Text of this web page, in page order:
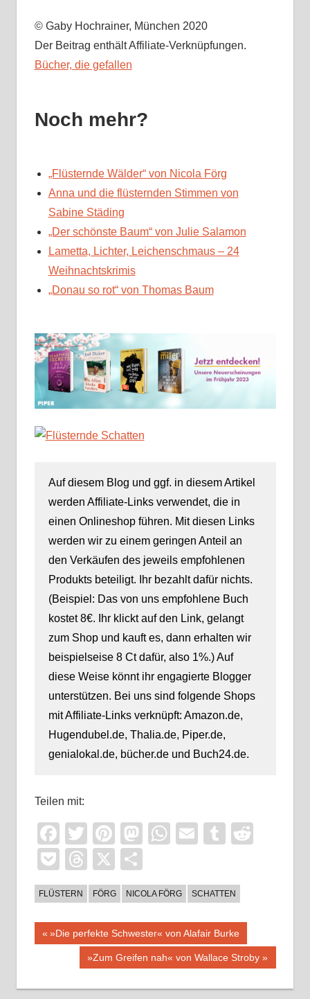
© Gaby Hochrainer, München 2020
Der Beitrag enthält Affiliate-Verknüpfungen.
Bücher, die gefallen
Noch mehr?
„Flüsternde Wälder“ von Nicola Förg
Anna und die flüsternden Stimmen von
Sabine Städing
„Der schönste Baum“ von Julie Salamon
Lametta, Lichter, Leichenschmaus – 24
Weihnachtskrimis
„Donau so rot“ von Thomas Baum
Auf diesem Blog und ggf. in diesem Artikel
werden Affiliate-Links verwendet, die in
einen Onlineshop führen. Mit diesen Links
werden wir zu einem geringen Anteil an
den Verkäufen des jeweils empfohlenen
Produkts beteiligt. Ihr bezahlt dafür nichts.
(Beispiel: Das von uns empfohlene Buch
kostet 8€. Ihr klickt auf den Link, gelangt
zum Shop und kauft es, dann erhalten wir
beispielseise 8 Ct dafür, also 1%.) Auf
diese Weise könnt ihr engagierte Blogger
unterstützen. Bei uns sind folgende Shops
mit Affiliate-Links verknüpft: Amazon.de,
Hugendubel.de, Thalia.de, Piper.de,
genialokal.de, bücher.de und Buch24.de.
Teilen mit:
Facebook
TwitterPinterest
Mastodon
WhatsApp
EmailTumblr
PocketThreads
X
FLÜSTERN FÖRG NICOLA FÖRG SCHATTEN
Beitragsnavigation
Vorheriger
Beitrag:
»Die perfekte Schwester« von Alafair Burke
Nächster
»Zum Greifen nah« von Wallace Stroby